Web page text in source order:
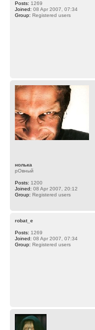
Posts: 1269
Joined: 08 Apr 2007, 07:34
Group: Registered users
нолька
рОвный
Posts: 1200
Joined: 08 Apr 2007, 20:12
Group: Registered users
robat_e
Posts: 1269
Joined: 08 Apr 2007, 07:34
Group: Registered users